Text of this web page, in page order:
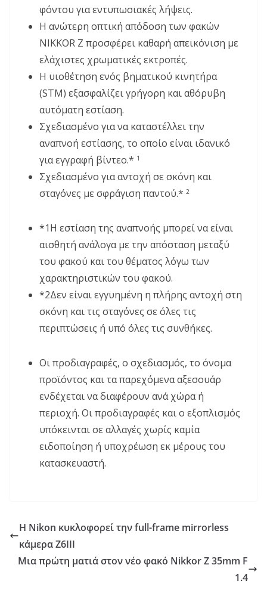
φόντου για εντυπωσιακές λήψεις.
Η ανώτερη οπτική απόδοση των φακών
NIKKOR Z προσφέρει καθαρή απεικόνιση με
ελάχιστες χρωματικές εκτροπές.
Η υιοθέτηση ενός βηματικού κινητήρα
(STM) εξασφαλίζει γρήγορη και αθόρυβη
αυτόματη εστίαση.
Σχεδιασμένο για να καταστέλλει την
αναπνοή εστίασης, το οποίο είναι ιδανικό
για εγγραφή βίντεο.* 1
Σχεδιασμένο για αντοχή σε σκόνη και
σταγόνες με σφράγιση παντού.* 2
*1Η εστίαση της αναπνοής μπορεί να είναι
αισθητή ανάλογα με την απόσταση μεταξύ
του φακού και του θέματος λόγω των
χαρακτηριστικών του φακού.
*2Δεν είναι εγγυημένη η πλήρης αντοχή στη
σκόνη και τις σταγόνες σε όλες τις
περιπτώσεις ή υπό όλες τις συνθήκες.
Οι προδιαγραφές, ο σχεδιασμός, το όνομα
προϊόντος και τα παρεχόμενα αξεσουάρ
ενδέχεται να διαφέρουν ανά χώρα ή
περιοχή. Οι προδιαγραφές και ο εξοπλισμός
υπόκεινται σε αλλαγές χωρίς καμία
ειδοποίηση ή υποχρέωση εκ μέρους του
κατασκευαστή.
Η Nikon κυκλοφορεί την full-frame mirrorless
κάμερα Z6III
Μια πρώτη ματιά στον νέο φακό Nikkor Z 35mm F
1.4